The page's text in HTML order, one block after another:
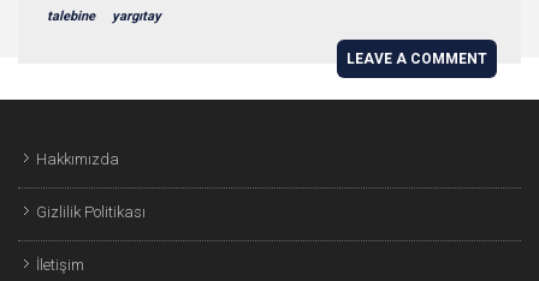
talebine yargıtay
LEAVE A COMMENT
Hakkımızda
Gizlilik Politikası
İletişim